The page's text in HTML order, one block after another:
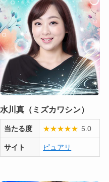
水川真（ミズカワシン）
当たる度 ★★★★★ 5.0
サイト ピュアリ